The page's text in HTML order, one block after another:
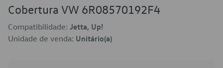
Cobertura VW 6R08570192F4
Compatibilidade: Jetta, Up!
Unidade de venda: Unitário(a)